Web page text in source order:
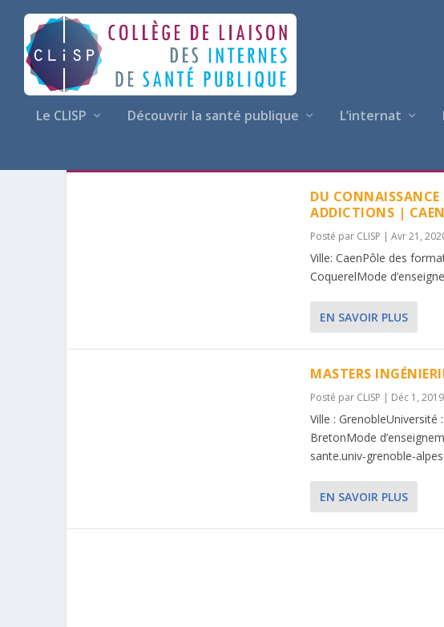
Le CLISP Découvrir la santé publique L’internat
DU CONNAISSANCE
ADDICTIONS | CAEN
Posté par CLISP |Avr 21,
Ville: CaenPôle des
CoquerelMode
EN SAVOIR PLUS
MASTERS
Posté par CLISP | Déc 1, 2019
Ville : GrenobleUniversité
BretonMode
sante.univ-grenoble-
EN SAVOIR PLUS